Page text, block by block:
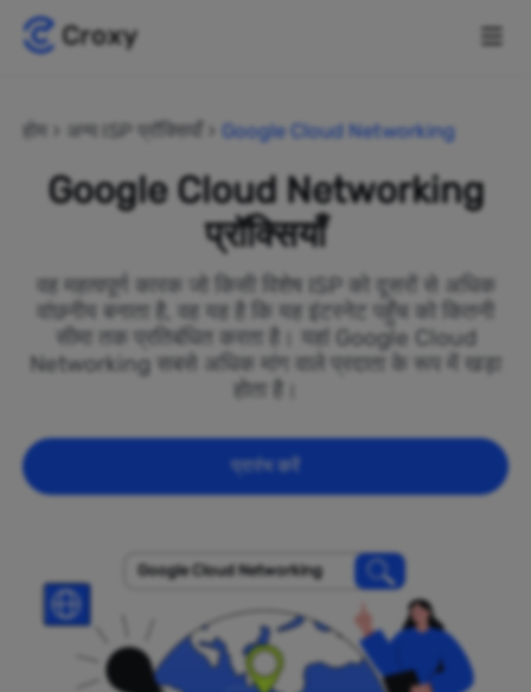
होम अन्य ISP प्रॉक्सियाँ Google Cloud Networking
Google Cloud Networking
प्रॉक्सियाँ
वह महत्वपूर्ण कारक जो किसी विशेष ISP को दूसरों से अधिक
वांछनीय बनाता है, वह यह है कि यह इंटरनेट पहुँच को कितनी
सीमा तक प्रतिबंधित करता है। यहां Google Cloud
Networking सबसे अधिक मांग वाले प्रदाता के रूप में खड़ा
होता है।
प्रारंभ करें
Google Cloud Networking